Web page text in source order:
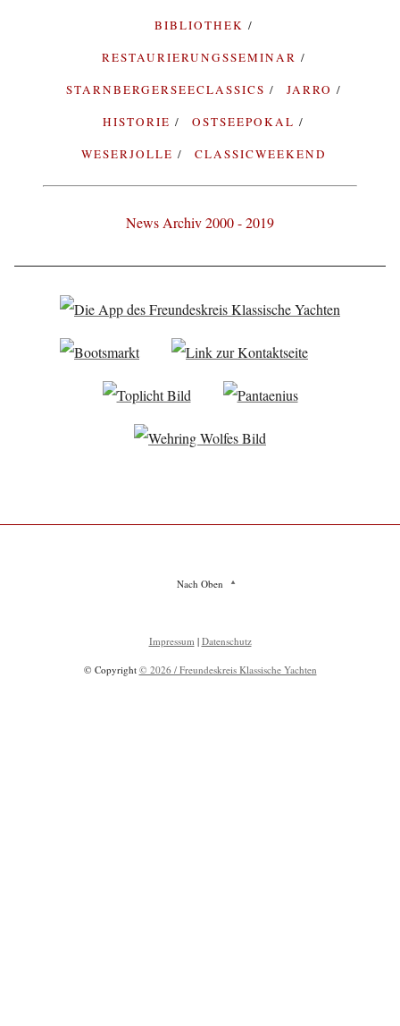
BIBLIOTHEK
RESTAURIERUNGSSEMINAR
STARNBERGERSEECLASSICS
JARRO
HISTORIE
OSTSEEPOKAL
WESERJOLLE
CLASSICWEEKEND
News Archiv 2000 - 2019
Nach Oben
Impressum | Datenschutz
© Copyright © 2026 / Freundeskreis Klassische Yachten